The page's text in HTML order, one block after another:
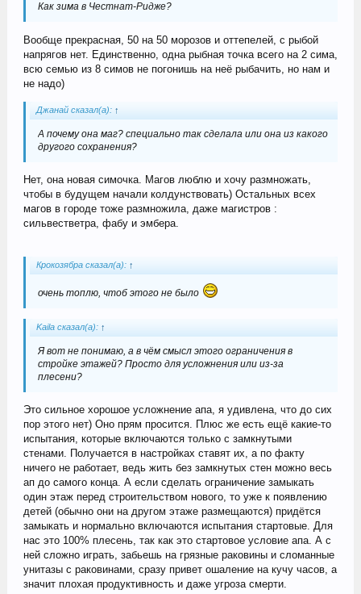
Как зима в Честнат-Ридже?
Вообще прекрасная, 50 на 50 морозов и оттепелей, с рыбой
напрягов нет. Единственно, одна рыбная точка всего на 2 сима,
всю семью из 8 симов не погонишь на неё рыбачить, но нам и
не надо)
Джанай сказал(а): ↑
А почему она маг? специально так сделала или она из какого
другого сохранения?
Нет, она новая симочка. Магов люблю и хочу размножать,
чтобы в будущем начали колдунствовать) Остальных всех
магов в городе тоже размножила, даже магистров :
сильвестветра, фабу и эмбера.
Крокозябра сказал(а): ↑
очень топлю, чтоб этого не было
Kaila сказал(а): ↑
Я вот не понимаю, а в чём смысл этого ограничения в
стройке этажей? Просто для усложнения или из-за
плесени?
Это сильное хорошое усложнение апа, я удивлена, что до сих
пор этого нет) Оно прям просится. Плюс же есть ещё какие-то
испытания, которые включаются только с замкнутыми
стенами. Получается в настройках ставят их, а по факту
ничего не работает, ведь жить без замкнутых стен можно весь
ап до самого конца. А если сделать ограничение замыкать
один этаж перед строительством нового, то уже к появлению
детей (обычно они на другом этаже размещаются) придётся
замыкать и нормально включаются испытания стартовые. Для
нас это 100% плесень, так как это стартовое условие апа. А с
ней сложно играть, забьешь на грязные раковины и сломанные
унитазы с раковинами, сразу привет ошаление на кучу часов, а
значит плохая продуктивность и даже угроза смерти.